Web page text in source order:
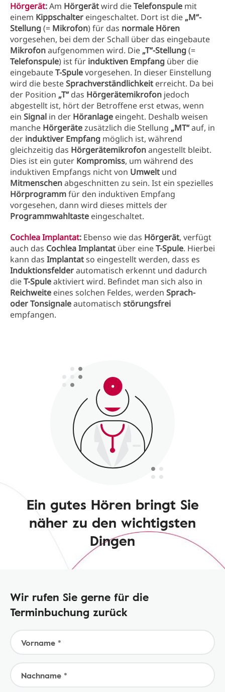
Hörgerät:Am Hörgerätwird dieTelefonspule mit
einem Kippschalter eingeschaltet. Dort ist die „M“-
Stellung(= Mikrofon) für das normale Hören
vorgesehen, bei dem der Schall über das eingebaute
Mikrofonaufgenommen wird. Die „T“-Stellung(=
Telefonspule) ist für induktiven Empfang über die
eingebauteT-Spulevorgesehen. In dieser Einstellung
wird die besteSprachverständlichkeit erreicht. Da bei
der Position „T“das Hörgerätemikrofon jedoch
abgestellt ist, hört der Betroffene erst etwas, wenn
ein Signal in der Höranlage eingeht. Deshalb weisen
manche Hörgerätezusätzlich die Stellung „MT“auf, in
der induktiver Empfang möglich ist, während
gleichzeitig das Hörgerätemikrofonangestellt bleibt.
Dies ist ein guter Kompromiss, um während des
induktiven Empfangs nicht von Umwelt und
Mitmenschenabgeschnitten zu sein. Ist ein spezielles
Hörprogrammfür den induktiven Empfang
vorgesehen, dann wird dieses mittels der
Programmwahltaste eingeschaltet.
Cochlea Implantat: Ebenso wie das Hörgerät, verfügt
auch das Cochlea Implantat über eineT-Spule. Hierbei
kann das Implantatso eingestellt werden, dass es
Induktionsfelderautomatisch erkennt und dadurch
dieT-Spuleaktiviert wird. Befindet man sich also in
Reichweite eines solchen Feldes, werden Sprach-
oder Tonsignaleautomatisch störungsfrei
empfangen.
Ein gutes Hören bringt Sie
näher zu den wichtigsten
Dingen
Wir rufen Sie gerne für die
Terminbuchung zurück
Vorname *
Nachname *